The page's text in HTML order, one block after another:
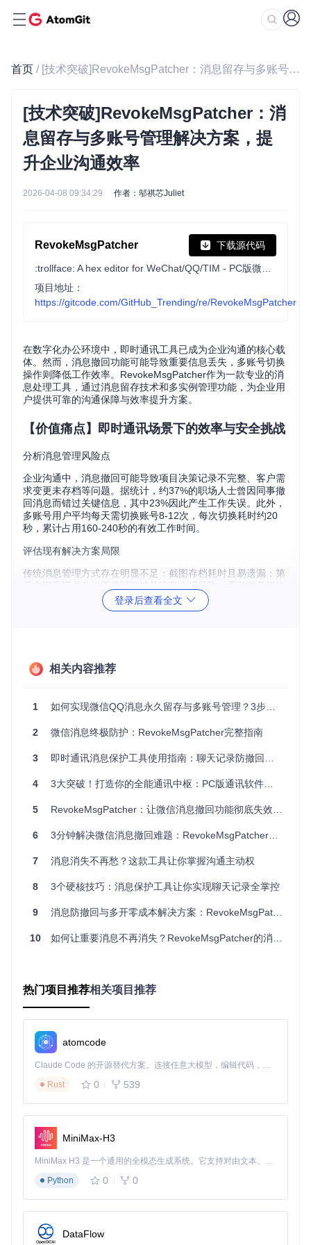
首页 / [技术突破]RevokeMsgPatcher：消息留存与多账号管理解决方案，提升企业沟通效率
[技术突破]RevokeMsgPatcher：消
息留存与多账号管理解决方案，提
升企业沟通效率
2026-04-08 09:34:29 作者：邬祺芯Juliet
RevokeMsgPatcher 下载源代码
项目地址：
https://gitcode.com/GitHub_Trending/re/RevokeMsgPatcher
在数字化办公环境中，即时通讯工具已成为企业沟通的核心载
体。然而，消息撤回功能可能导致重要信息丢失，多账号切换
操作则降低工作效率。RevokeMsgPatcher作为一款专业的消
息处理工具，通过消息留存技术和多实例管理功能，为企业用
户提供可靠的沟通保障与效率提升方案。
【价值痛点】即时通讯场景下的效率与安全挑战
分析消息管理风险点
企业沟通中，消息撤回可能导致项目决策记录不完整、客户需
求变更未存档等问题。据统计，约37%的职场人士曾因同事撤
回消息而错过关键信息，其中23%因此产生工作失误。此外，
多账号用户平均每天需切换账号8-12次，每次切换耗时约20
秒，累计占用160-240秒的有效工作时间。
评估现有解决方案局限
传统消息管理方式存在明显不足：截图存档耗时且易遗漏；第
则严重影响工作流连续性。这些问题在客服、教育等对消息记
录有严格要求的场景中尤为突出。
教育场景：教学指令留存系统
消息若被撤回，可能影响学生学习进度。RevokeMsgPatcher
的消息留存技术可自动保存所有教学指令，确保学生随时查
阅。某培训机构实测显示，使用该功能后学生作业完成准确率
提升19%，教师重复答疑时间减少32%。
客服场景：对话记录保全方案
客服人员与客户的沟通记录是企业重要资产。通过RevokeMs
整保存，为纠纷处理提供依据。某电商平台应用后，客诉解决
RevokeMsgPatcher功能配置界面，显示微信防撤回与多开功
诊器监听患者身体状况，使工具能够精确捕捉消息处理的关键
环节。
使用x32dbg调试工具附加微信进程的操作界面，显示进程选
择与附加按钮
关键指令拦截与修改
能的核心标识），采用十六进制编辑技术（直接修改程序二进
制数据的技术）将条件跳转指令"JE"改为无条件跳转指令"JM
P"，从而绕过撤回逻辑。这一修改如同在高速公路上改变路
标，使消息数据绕过撤回处理流程直接进入正常显示通道。
调试环境中搜索"revokemsg"字符串的结果界面，显示多个相
技术实现流程图
启动工具 → 检测目标进程状态 → 附加调试器 → 加载内存分析模块 →
登录后查看全文
相关内容推荐
1 如何实现微信QQ消息永久留存与多账号管理？3步掌握RevokeMsgPatcher使用指南
2 微信消息终极防护：RevokeMsgPatcher完整指南
3 即时通讯消息保护工具使用指南：聊天记录防撤回与多账号管理实践
4 3大突破！打造你的全能通讯中枢：PC版通讯软件增强工具技术探索指南
5 RevokeMsgPatcher：让微信消息撤回功能彻底失效的技术方案
6 3分钟解决微信消息撤回难题：RevokeMsgPatcher终极防撤回解决方案
7 消息消失不再愁？这款工具让你掌握沟通主动权
8 3个硬核技巧：消息保护工具让你实现聊天记录全掌控
9 消息防撤回与多开零成本解决方案：RevokeMsgPatcher使用指南
10 如何让重要消息不再消失？RevokeMsgPatcher的消息留存与多账号协同解决方案
热门项目推荐相关项目推荐
atomcode
Claude Code 的开源替代方案。连接任意大模型，编辑代码，运行命令，自动验证 — 全自动执行。用 Rust 构建，极致性能。 ｜ An open-source alternative to Claude Code. Connect any LLM, edit code, run commands, and verify changes — autonomously. Built in Rust for speed. Get Started
Rust
0 539
MiniMax-H3
MiniMax H3 是一个通用的全模态生成系统。它支持对由文本、图像、视频和音频组成的多模态上下文进行统一理解，并能生成分辨率高达 2K、时长可达 15 秒的带原生立体声音频的视频。得益于面向任务泛化的系统设计，H3 在预训练阶段就已具备广泛的多模态上下文理解与生成能力，能够出色地执行复杂的多模态指令。
Python
0 0
DataFlow